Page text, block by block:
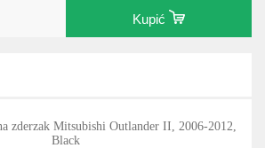
Kupić
zderzak Mitsubishi Outlander II, 2006-2012,
Black